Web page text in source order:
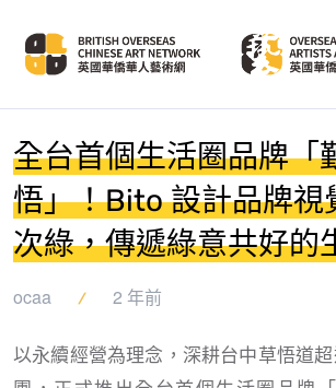
全台首個生活圈品牌「
悟」！Bito 設計品牌視
次綠，傳遞綠意共好的
ocaa 2 年前
以永續經營為理念，深耕台中草悟道